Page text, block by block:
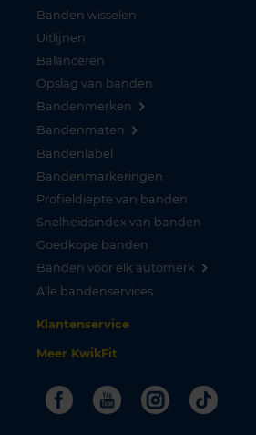
Banden wisselen
Uitlijnen
Balanceren
Opslag van banden
Bandenmerken
Bandenmaten
Bandenlabel
Bandenmarkeringen
Profieldiepte van banden
Snelheidsindex van banden
Goedkope banden
Banden voor elk automerk
Alle bandenservices
Klantenservice
Meer KwikFit
FacebookYoutubeInstagram
Tiktok